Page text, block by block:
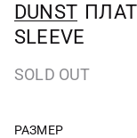
DUNST
SLEEVE
SOLD OUT
РАЗМЕР